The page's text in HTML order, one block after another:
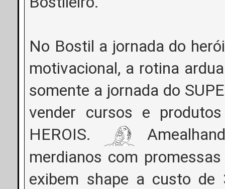
No Bostil a jornada do
motivacional, a rotina
somente a jornada do
vender cursos e
HEROIS.
merdianos com
exibem shape a custo